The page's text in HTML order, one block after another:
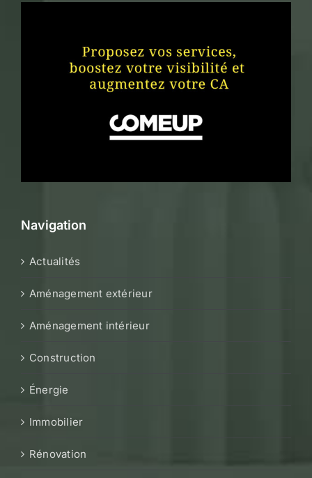
Navigation
Actualités
Aménagement extérieur
Aménagement intérieur
Construction
Énergie
Immobilier
Rénovation